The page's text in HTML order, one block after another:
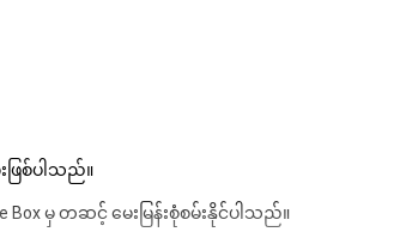
ဖြစ်ပါသည်။
မှ တဆင့် မေးမြန်းစုံစမ်းနိုင်ပါသည်။